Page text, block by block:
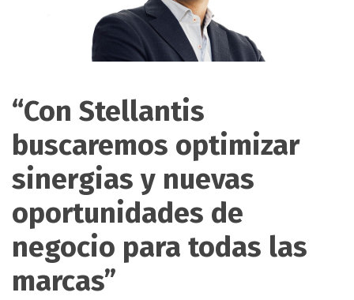
“Con Stellantis
buscaremos optimizar
sinergias y nuevas
oportunidades de
negocio para todas las
marcas”